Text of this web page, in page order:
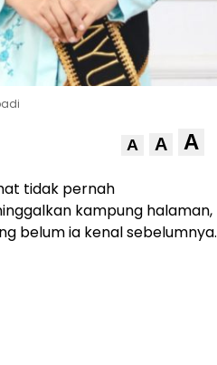
A A A
tidak pernah
kampung halaman,
belum ia kenal sebelumnya.